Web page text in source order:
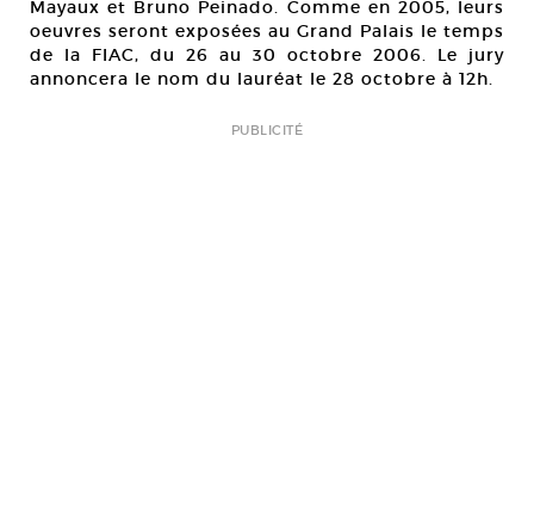
Mayaux et Bruno Peinado. Comme en 2005, leurs
oeuvres seront exposées au Grand Palais le temps
de la FIAC, du 26 au 30 octobre 2006. Le jury
annoncera le nom du lauréat le 28 octobre à 12h.
PUBLICITÉ